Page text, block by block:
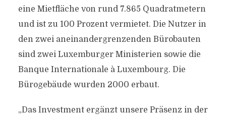
eine Mietfläche von rund 7.865 Quadratmetern
und ist zu 100 Prozent vermietet. Die Nutzer in
den zwei aneinandergrenzenden Bürobauten
sind zwei Luxemburger Ministerien sowie die
Banque Internationale à Luxembourg. Die
Bürogebäude wurden 2000 erbaut.
„Das Investment ergänzt unsere Präsenz in der